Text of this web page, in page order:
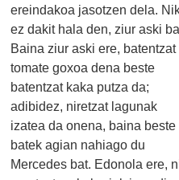
ereindakoa jasotzen dela.
ez dakit hala den, ziur aski
Baina ziur aski ere, batentzat
tomate goxoa dena beste
batentzat kaka putza da;
adibidez, niretzat lagunak
izatea da onena, baina beste
batek agian nahiago du
Mercedes bat. Edonola ere,